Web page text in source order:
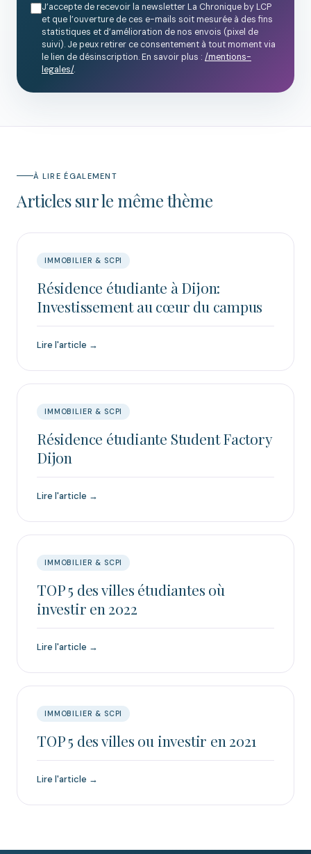
J’accepte de recevoir la newsletter La Chronique by LCP
et que l’ouverture de ces e-mails soit mesurée à des fins
statistiques et d’amélioration de nos envois (pixel de
suivi). Je peux retirer ce consentement à tout moment via
le lien de désinscription. En savoir plus : /mentions-
legales/.
À LIRE ÉGALEMENT
Articles sur le même thème
IMMOBILIER & SCPI
Résidence étudiante à Dijon:
Investissement au cœur du campus
Lire l'article →
IMMOBILIER & SCPI
Résidence étudiante Student Factory
Dijon
Lire l'article →
IMMOBILIER & SCPI
TOP 5 des villes étudiantes où
investir en 2022
Lire l'article →
IMMOBILIER & SCPI
TOP 5 des villes ou investir en 2021
Lire l'article →